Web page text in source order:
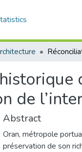
de
Abstract
Oran, métropole
préservation de son